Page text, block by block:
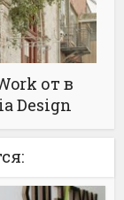
от в
Design